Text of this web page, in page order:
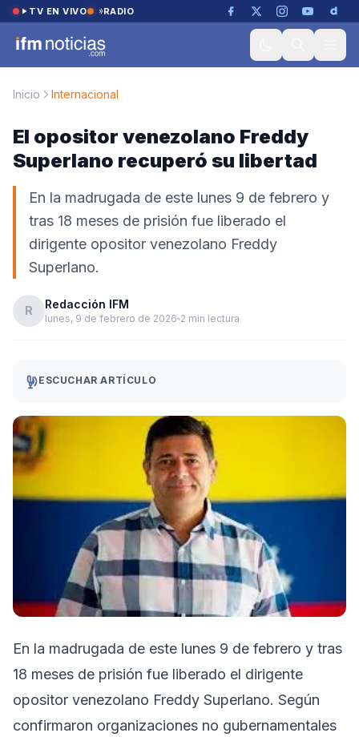
Saltar al contenido
TV EN VIVO RADIO
Inicio Internacional
El opositor venezolano Freddy
Superlano recuperó su libertad
En la madrugada de este lunes 9 de febrero y
tras 18 meses de prisión fue liberado el
dirigente opositor venezolano Freddy
Superlano.
R Redacción IFM
lunes, 9 de febrero de 2026 2 min lectura
ESCUCHAR ARTÍCULO
En la madrugada de este lunes 9 de febrero y tras
18 meses de prisión fue liberado el dirigente
opositor venezolano Freddy Superlano. Según
confirmaron organizaciones no gubernamentales